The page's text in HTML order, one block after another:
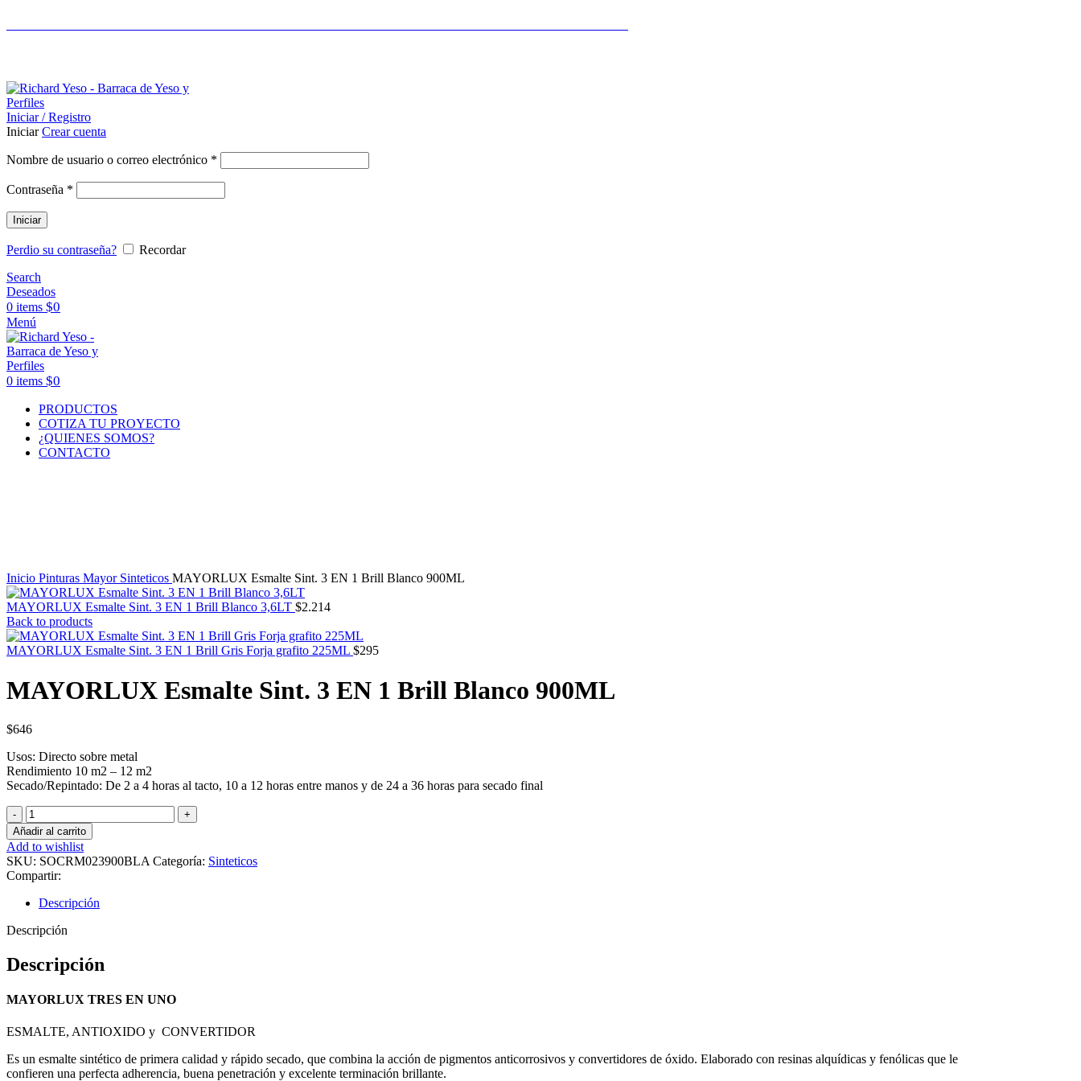
Iniciar / Registro
IniciarCrear cuenta
Nombre de usuario o correo electrónico *
Contraseña *
Iniciar
Perdio su contraseña?
Recordar
Search
Deseados
0 items $0
Menú
0 items $0
PRODUCTOS
COTIZA TU PROYECTO
¿QUIENES SOMOS?
CONTACTO
Inicio Pinturas Mayor Sinteticos MAYORLUX Esmalte Sint. 3 EN 1 Brill Blanco 900ML
MAYORLUX Esmalte Sint. 3 EN 1 Brill Blanco 3,6LT $2.214
Back to products
MAYORLUX Esmalte Sint. 3 EN 1 Brill Gris Forja grafito 225ML $295
MAYORLUX Esmalte Sint. 3 EN 1 Brill Blanco 900ML
$646
Usos: Directo sobre metal
Rendimiento 10 m2 – 12 m2
Secado/Repintado: De 2 a 4 horas al tacto, 10 a 12 horas entre manos y de 24 a 36 horas para secado final
MAYORLUX
Esmalte
Sint.
3
EN
1
Brill
Blanco
900ML
Añadir al carrito
Add to wishlist
SKU: SOCRM023900BLA Categoría: Sinteticos
Compartir:
Descripción
Descripción
Descripción
MAYORLUX TRES EN UNO
ESMALTE, ANTIOXIDO y CONVERTIDOR
Es un esmalte sintético de primera calidad y rápido secado, que combina la acción de pigmentos anticorrosivos y convertidores de óxido. Elaborado con resinas alquídicas y fenólicas que le
confieren una perfecta adherencia, buena penetración y excelente terminación brillante.